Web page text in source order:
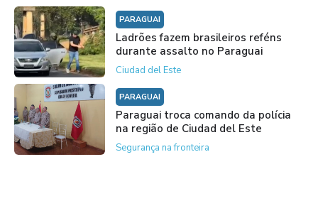
PARAGUAI
Ladrões fazem brasileiros reféns
durante assalto no Paraguai
Ciudad del Este
PARAGUAI
Paraguai troca comando da polícia
na região de Ciudad del Este
Segurança na fronteira